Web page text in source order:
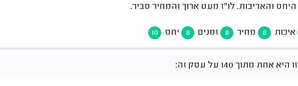
והאדיבות. לו"ז מעט ארוך והמחיר סביר.
איכות 8 מחיר 8 זמנים 8 יחס 10
אחת מתוך 140 על עסק זה: